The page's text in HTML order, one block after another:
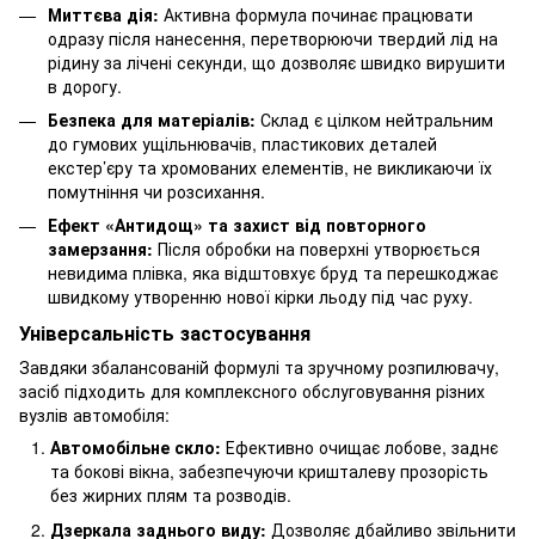
Миттєва дія: Активна формула починає працювати
одразу після нанесення, перетворюючи твердий лід на
рідину за лічені секунди, що дозволяє швидко вирушити
в дорогу.
Безпека для матеріалів: Склад є цілком нейтральним
до гумових ущільнювачів, пластикових деталей
екстер’єру та хромованих елементів, не викликаючи їх
помутніння чи розсихання.
Ефект «Антидощ» та захист від повторного
замерзання: Після обробки на поверхні утворюється
невидима плівка, яка відштовхує бруд та перешкоджає
швидкому утворенню нової кірки льоду під час руху.
Універсальність застосування
Завдяки збалансованій формулі та зручному розпилювачу,
засіб підходить для комплексного обслуговування різних
вузлів автомобіля:
Автомобільне скло: Ефективно очищає лобове, заднє
та бокові вікна, забезпечуючи кришталеву прозорість
без жирних плям та розводів.
Дзеркала заднього виду: Дозволяє дбайливо звільнити